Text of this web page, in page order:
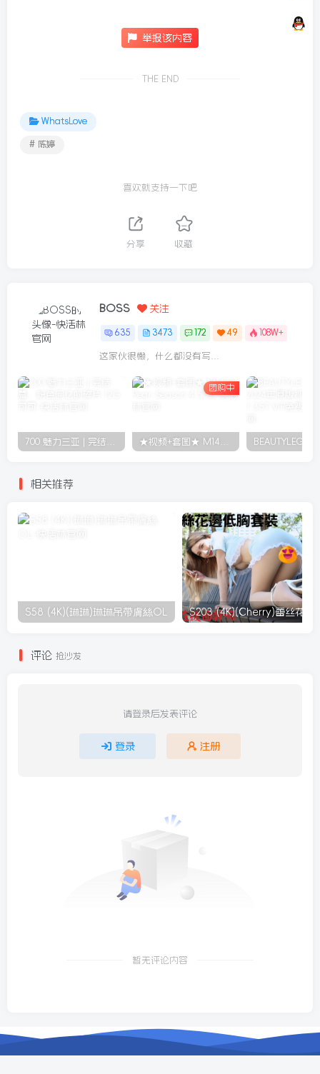
举报该内容
THE END
WhatsLove
# 陈婷
喜欢就支持一下吧
分享 收藏
BOSS 关注
635 3473 172 49 108W+
这家伙很懒，什么都没有写...
团购中
相关推荐
S58 (4K)(琳琳)琳琳吊帶膚絲OL
评论 抢沙发
请登录后发表评论
登录 注册
暂无评论内容